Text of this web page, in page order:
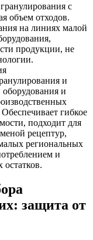
с
объем отходов.
на линиях малой
продукции, не
и
и
гибкое
подходит для
рецептур,
региональных
и
остатков.
защита от